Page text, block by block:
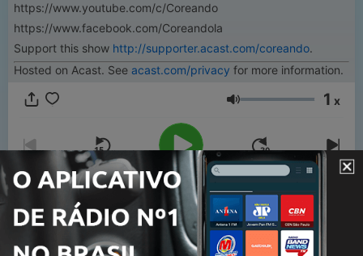
https://www.youtube.com/c/Coreando
https://www.facebook.com/Coreandola
Support this show http://supporter.acast.com/coreando.
Hosted on Acast. See acast.com/privacy for more information.
Volume 1 x
00:00
Episódios